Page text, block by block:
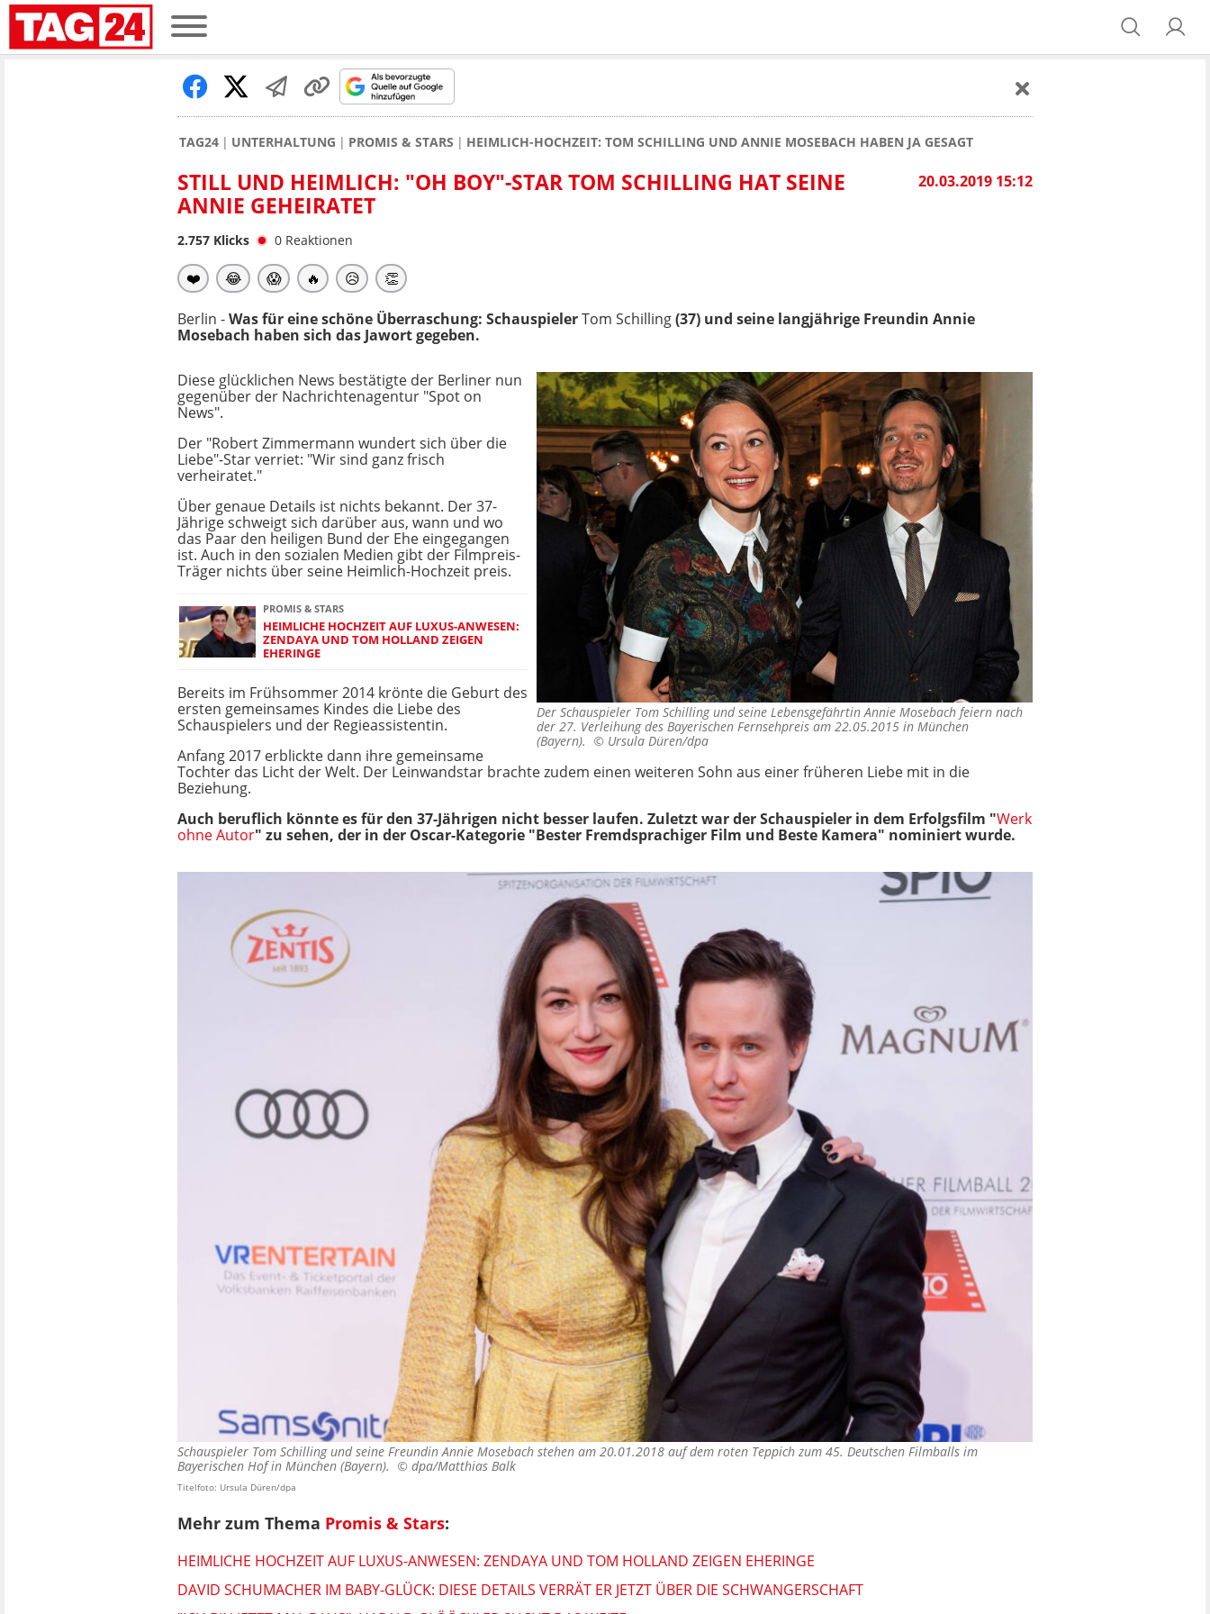
TAG24 UNTERHALTUNG PROMIS & STARS HEIMLICH-HOCHZEIT: TOM SCHILLING UND ANNIE MOSEBACH HABEN JA GESAGT
20.03.2019 15:12
STILL UND HEIMLICH: "OH BOY"-STAR TOM SCHILLING HAT SEINE
ANNIE GEHEIRATET
2.757 Klicks 0 Reaktionen
❤️ 😂 😱 🔥 😥 👏
Berlin -Was für eine schöne Überraschung: SchauspielerTom Schilling(37) und seine langjährige Freundin Annie
Mosebach haben sich das Jawort gegeben.
Der Schauspieler Tom Schilling und seine Lebensgefährtin Annie Mosebach feiern nach
der 27. Verleihung des Bayerischen Fernsehpreis am 22.05.2015 in München
(Bayern). © Ursula Düren/dpa
Diese glücklichen News bestätigte der Berliner nun
gegenüber der Nachrichtenagentur "Spot on
News".
Der "Robert Zimmermann wundert sich über die
Liebe"-Star verriet: "Wir sind ganz frisch
verheiratet."
Über genaue Details ist nichts bekannt. Der 37-
Jährige schweigt sich darüber aus, wann und wo
das Paar den heiligen Bund der Ehe eingegangen
ist. Auch in den sozialen Medien gibt der Filmpreis-
Träger nichts über seine Heimlich-Hochzeit preis.
PROMIS & STARS
HEIMLICHE HOCHZEIT AUF LUXUS-ANWESEN:
ZENDAYA UND TOM HOLLAND ZEIGEN
EHERINGE
Bereits im Frühsommer 2014 krönte die Geburt des
ersten gemeinsames Kindes die Liebe des
Schauspielers und der Regieassistentin.
Anfang 2017 erblickte dann ihre gemeinsame
Tochter das Licht der Welt. Der Leinwandstar brachte zudem einen weiteren Sohn aus einer früheren Liebe mit in die
Beziehung.
Auch beruflich könnte es für den 37-Jährigen nicht besser laufen. Zuletzt war der Schauspieler in dem Erfolgsfilm "Werk
ohne Autor" zu sehen, der in der Oscar-Kategorie "Bester Fremdsprachiger Film und Beste Kamera" nominiert wurde.
Schauspieler Tom Schilling und seine Freundin Annie Mosebach stehen am 20.01.2018 auf dem roten Teppich zum 45. Deutschen Filmballs im
Bayerischen Hof in München (Bayern). © dpa/Matthias Balk
Titelfoto: Ursula Düren/dpa
Mehr zum Thema Promis & Stars:
HEIMLICHE HOCHZEIT AUF LUXUS-ANWESEN: ZENDAYA UND TOM HOLLAND ZEIGEN EHERINGE
DAVID SCHUMACHER IM BABY-GLÜCK: DIESE DETAILS VERRÄT ER JETZT ÜBER DIE SCHWANGERSCHAFT